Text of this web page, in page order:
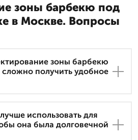
зоны барбекю под
в Москве. Вопросы
зоны барбекю
сложно получить удобное
использовать для
она была долговечной